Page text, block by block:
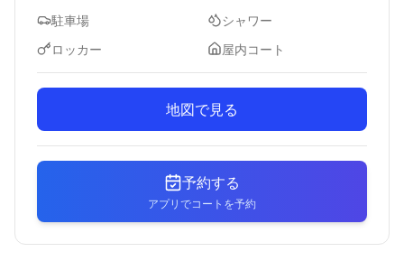
駐車場
シャワー
ロッカー
屋内コート
地図で見る
予約する
アプリでコートを予約